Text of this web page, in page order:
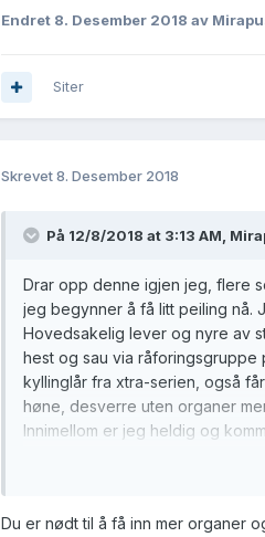
Endret 8. Desember 2018 av
Siter
Skrevet8. Desember 2018
På 12/8/2018 at 3:13 AM,
Drar opp denne igjen jeg, flere
jeg begynner å få litt peiling nå.
Hovedsakelig lever og nyre av
hest og sau via råforingsgruppe
kyllinglår fra xtra-serien, også
høne, desverre uten organer
Innimellom er jeg heldig og
Eneste jeg skulle hatt mer av
Edit: Også får hun egg 1-2
Du er nødt til å få inn mer organer